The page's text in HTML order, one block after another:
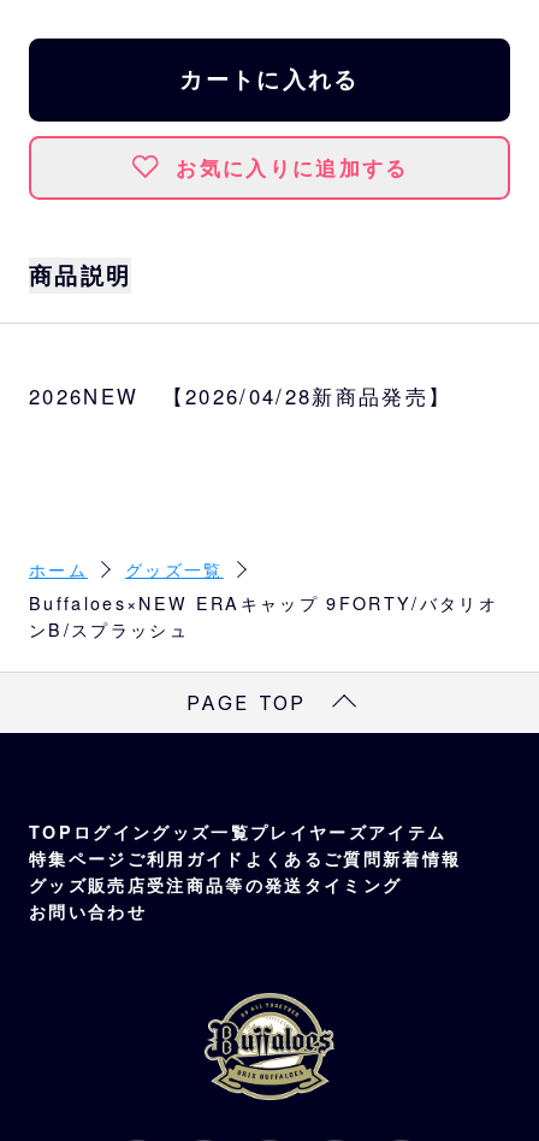
カートに入れる
お気に入りに追加する
商品説明
つばとロゴの内部にはスプラッシュ柄。
フリーサイズ(57cm～61cm)
カラー
ブラック、ホワイト＆ネイビー
2026NEW 【2026/04/28新商品発売】
ホーム
グッズ一覧
Buffaloes×NEW ERAキャップ 9FORTY/バタリオ
ンB/スプラッシュ
PAGE TOP
TOP ログイングッズ一覧プレイヤーズアイテム
特集ページ ご利用ガイド よくあるご質問新着情報
グッズ販売店受注商品等の発送タイミング
お問い合わせ